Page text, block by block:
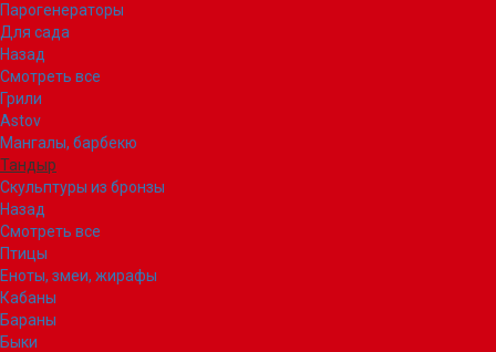
Парогенераторы
Для сада
Назад
Смотреть все
Грили
Astov
Мангалы, барбекю
Тандыр
Скульптуры из бронзы
Назад
Смотреть все
Птицы
Еноты, змеи, жирафы
Кабаны
Бараны
Быки